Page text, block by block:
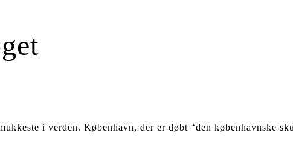
i verden. København, der er døbt “den københavnske